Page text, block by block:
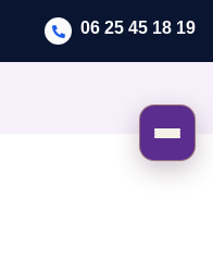
06 25 45 18 19